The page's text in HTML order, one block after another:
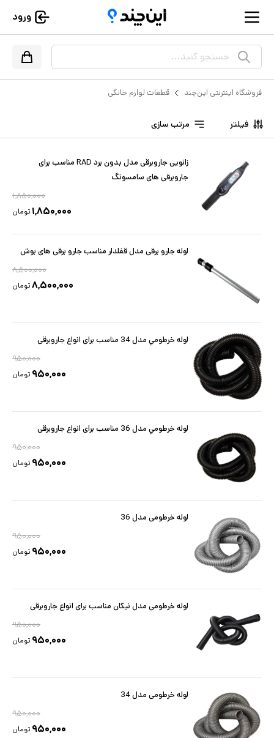
ورود
جستجو کنید...
فروشگاه اینترنتی این‌چند قطعات لوازم خانگی
فیلتر مرتب سازی
زانویی جاروبرقی مدل بدون برد RAD مناسب برای
جاروبرقی های سامسونگ
۱,۸۵۰,۰۰۰
۱,۸۵۰,۰۰۰ تومان
لوله جارو برقی مدل قفلدار مناسب جارو برقی های بوش
۸,۵۰۰,۰۰۰
۸,۵۰۰,۰۰۰تومان
لوله خرطومي مدل 34 مناسب برای انواع جاروبرقی
۹۵۰,۰۰۰
۹۵۰,۰۰۰ تومان
لوله خرطومي مدل 36 مناسب برای انواع جاروبرقی
۹۵۰,۰۰۰
۹۵۰,۰۰۰ تومان
لوله خرطومی مدل 36
۹۵۰,۰۰۰
۹۵۰,۰۰۰ تومان
لوله خرطومی مدل نیکان مناسب برای انواع جاروبرقی
۹۵۰,۰۰۰
۹۵۰,۰۰۰ تومان
لوله خرطومی مدل 34
۹۵۰,۰۰۰
۹۵۰,۰۰۰ تومان